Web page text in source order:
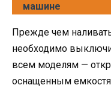
машине
Прежде чем
необходимо
всем моделям —
оснащенным